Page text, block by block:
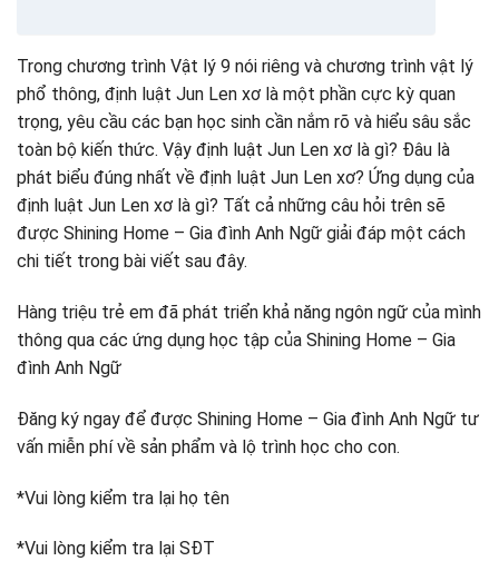
Trong chương trình Vật lý 9 nói riêng và chương trình vật lý
phổ thông, định luật Jun Len xơ là một phần cực kỳ quan
trọng, yêu cầu các bạn học sinh cần nắm rõ và hiểu sâu sắc
toàn bộ kiến thức. Vậy định luật Jun Len xơ là gì? Đâu là
phát biểu đúng nhất về định luật Jun Len xơ? Ứng dụng của
định luật Jun Len xơ là gì? Tất cả những câu hỏi trên sẽ
được Shining Home – Gia đình Anh Ngữ giải đáp một cách
chi tiết trong bài viết sau đây.
Hàng triệu trẻ em đã phát triển khả năng ngôn ngữ của mình
thông qua các ứng dụng học tập của Shining Home – Gia
đình Anh Ngữ
Đăng ký ngay để được Shining Home – Gia đình Anh Ngữ tư
vấn miễn phí về sản phẩm và lộ trình học cho con.
*Vui lòng kiểm tra lại họ tên
*Vui lòng kiểm tra lại SĐT